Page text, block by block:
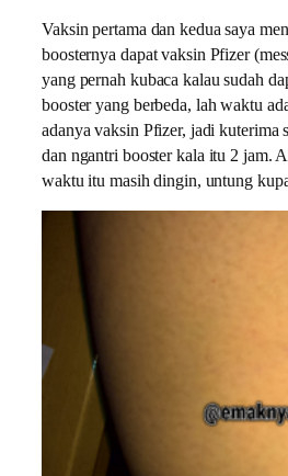
Vaksin pertama dan kedua saya
boosternya dapat vaksin Pfizer
yang pernah kubaca kalau sudah
booster yang berbeda, lah waktu
adanya vaksin Pfizer, jadi kuterima
dan ngantri booster kala itu 2 jam.
waktu itu masih dingin, untung